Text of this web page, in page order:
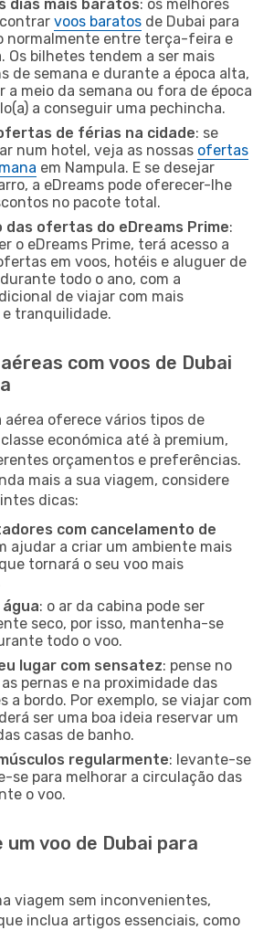
dias mais baratos: os melhores
voos baratos de Dubai para
normalmente entre terça-feira e
bilhetes tendem a ser mais
de semana e durante a época alta,
a meio da semana ou fora de época
a conseguir uma pechincha.
de férias na cidade: se
num hotel, veja as nossas ofertas
em Nampula. E se desejar
a eDreams pode oferecer-lhe
no pacote total.
das ofertas do eDreams Prime:
o eDreams Prime, terá acesso a
em voos, hotéis e aluguer de
todo o ano, com a
de viajar com mais
tranquilidade.
com voos de Dubai
aérea oferece vários tipos de
económica até à premium,
orçamentos e preferências.
mais a sua viagem, considere
dicas:
com cancelamento de
ajudar a criar um ambiente mais
tornará o seu voo mais
: o ar da cabina pode ser
seco, por isso, mantenha-se
todo o voo.
lugar com sensatez: pense no
pernas e na proximidade das
a bordo. Por exemplo, se viajar com
ser uma boa ideia reservar um
casas de banho.
regularmente: levante-se
se para melhorar a circulação das
o voo.
um voo de Dubai para
viagem sem inconvenientes,
inclua artigos essenciais, como